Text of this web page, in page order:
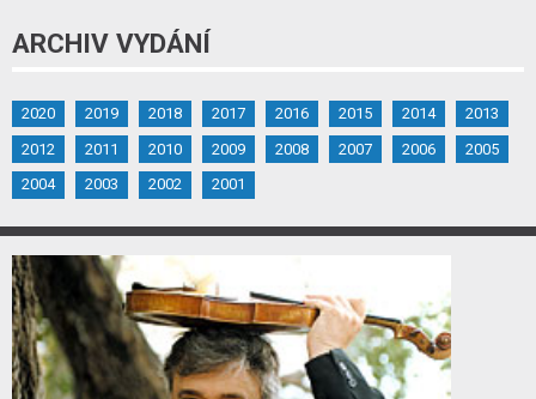
ARCHIV VYDÁNÍ
2020 2019 2018 2017 2016 2015 2014
2013
2012
2011 2010 2009 2008 2007 2006
2005
2004
2003 2002 2001